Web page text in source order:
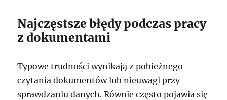
Najczęstsze błędy podczas pracy
z dokumentami
Typowe trudności wynikają z pobieżnego
czytania dokumentów lub nieuwagi przy
sprawdzaniu danych. Równie często pojawia się